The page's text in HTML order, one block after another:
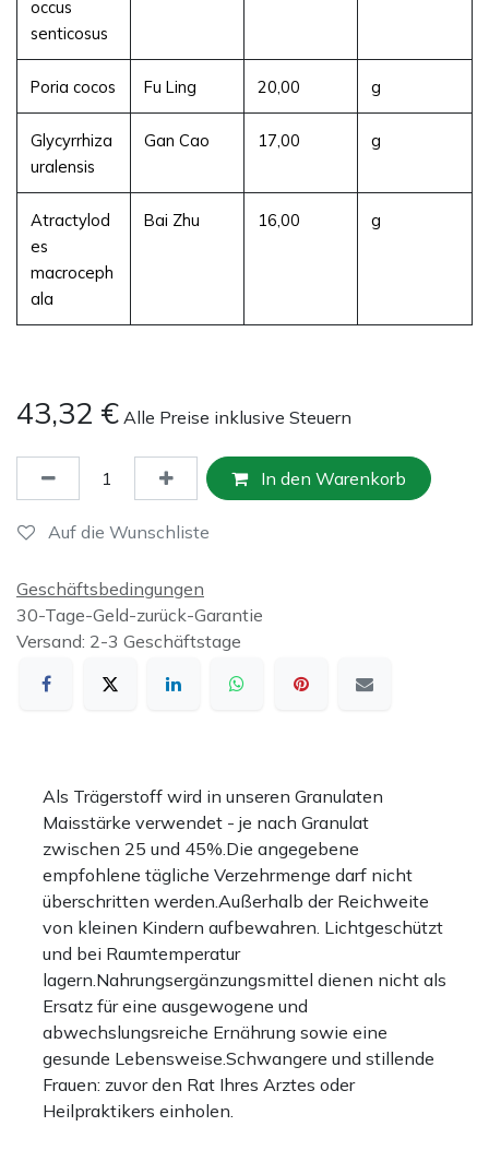
occus
senticosus
Poria cocos Fu Ling 20,00 g
Glycyrrhiza
uralensis
Gan Cao 17,00 g
Atractylod
es
macroceph
ala
Bai Zhu 16,00 g
43,32 € Alle Preise inklusive Steuern
In den Warenkorb
Auf die Wunschliste
Geschäftsbedingungen
30-Tage-Geld-zurück-Garantie
Versand: 2-3 Geschäftstage
Als Trägerstoff wird in unseren Granulaten
Maisstärke verwendet - je nach Granulat
zwischen 25 und 45%.Die angegebene
empfohlene tägliche Verzehrmenge darf nicht
überschritten werden.Außerhalb der Reichweite
von kleinen Kindern aufbewahren. Lichtgeschützt
und bei Raumtemperatur
lagern.Nahrungsergänzungsmittel dienen nicht als
Ersatz für eine ausgewogene und
abwechslungsreiche Ernährung sowie eine
gesunde Lebensweise.Schwangere und stillende
Frauen: zuvor den Rat Ihres Arztes oder
Heilpraktikers einholen.